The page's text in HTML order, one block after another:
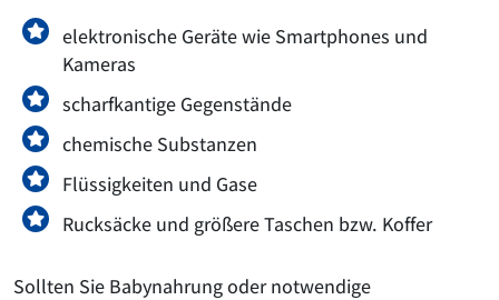
elektronische Geräte wie Smartphones und
Kameras
scharfkantige Gegenstände
chemische Substanzen
Flüssigkeiten und Gase
Rucksäcke und größere Taschen bzw. Koffer
Sollten Sie Babynahrung oder notwendige